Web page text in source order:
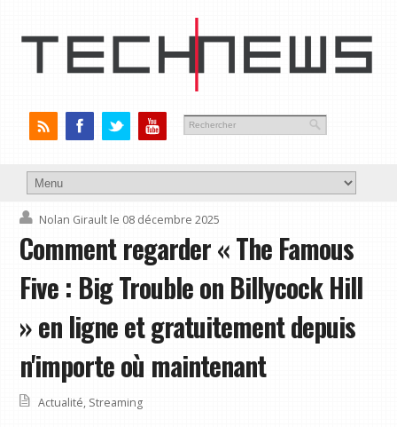
Nolan Girault le 08 décembre 2025
Comment regarder « The Famous
Five : Big Trouble on Billycock Hill
» en ligne et gratuitement depuis
n'importe où maintenant
Actualité, Streaming